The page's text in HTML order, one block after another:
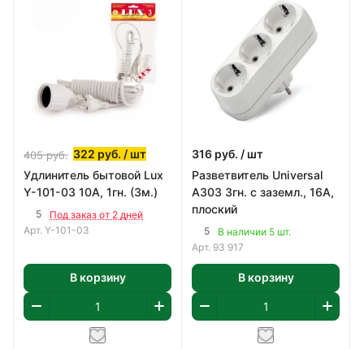
405руб. 322 руб. / шт
Удлинитель бытовой Lux
Y-101-03 10А, 1гн. (3м.)
5
Под заказ от 2 дней
Арт. Y-101-03
В корзину
316 руб. / шт
Разветвитель Universal
А303 3гн. с заземл., 16А,
плоский
5
В наличии 5 шт.
Арт. 93 917
В корзину